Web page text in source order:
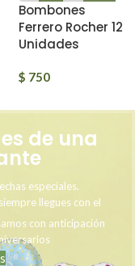
Bombones
Ferrero Rocher 12
Unidades
$ 750
de una
especiales.
llegues con el
con anticipación